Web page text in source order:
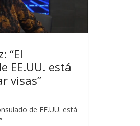
“El
EE.UU. está
visas”
de EE.UU. está